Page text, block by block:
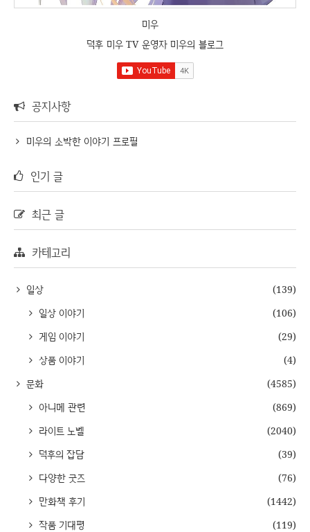
미우
덕후 미우 TV 운영자 미우의 블로그
공지사항
미우의 소박한 이야기 프로필
인기 글
최근 글
카테고리
일상
(139)
일상 이야기
(106)
게임 이야기
(29)
상품 이야기
(4)
문화
(4585)
아니메 관련
(869)
라이트 노벨
(2040)
덕후의 잡담
(39)
다양한 굿즈
(76)
만화책 후기
(1442)
작품 기대평
(119)